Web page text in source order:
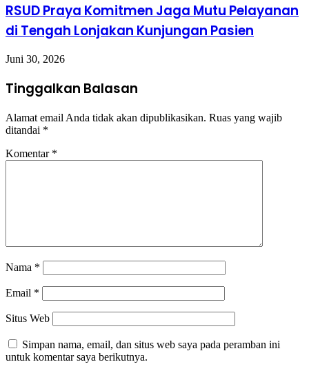
RSUD Praya Komitmen Jaga Mutu Pelayanan
di Tengah Lonjakan Kunjungan Pasien
Juni 30, 2026
Tinggalkan Balasan
Alamat email Anda tidak akan dipublikasikan. Ruas yang wajib
ditandai *
Komentar *
Nama *
Email *
Situs Web
Simpan nama, email, dan situs web saya pada peramban ini
untuk komentar saya berikutnya.